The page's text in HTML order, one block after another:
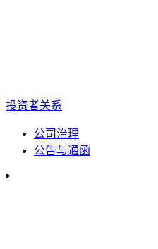
投资者关系
公司治理
公告与通函